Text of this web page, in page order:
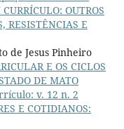
OUTROS
RESISTÊNCIAS E
de Jesus Pinheiro
E OS CICLOS
DE MATO
v. 12 n. 2
E COTIDIANOS: